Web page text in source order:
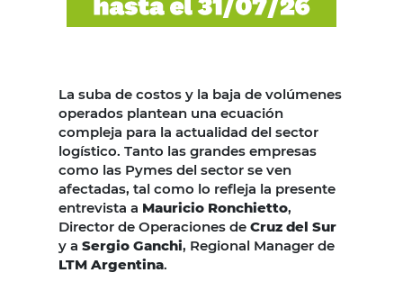
La suba de costos y la baja de volúmenes
operados plantean una ecuación
compleja para la actualidad del sector
logístico. Tanto las grandes empresas
como las Pymes del sector se ven
afectadas, tal como lo refleja la presente
entrevista a Mauricio Ronchietto,
Director de Operaciones de Cruz del Sur
y a Sergio Ganchi, Regional Manager de
LTM Argentina.